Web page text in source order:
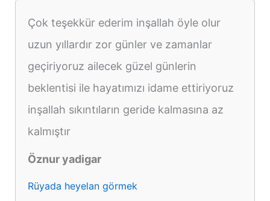
Çok teşekkür ederim inşallah öyle olur
uzun yıllardır zor günler ve zamanlar
geçiriyoruz ailecek güzel günlerin
beklentisi ile hayatımızı idame ettiriyoruz
inşallah sıkıntıların geride kalmasına az
kalmıştır
Öznur yadigar
Rüyada heyelan görmek